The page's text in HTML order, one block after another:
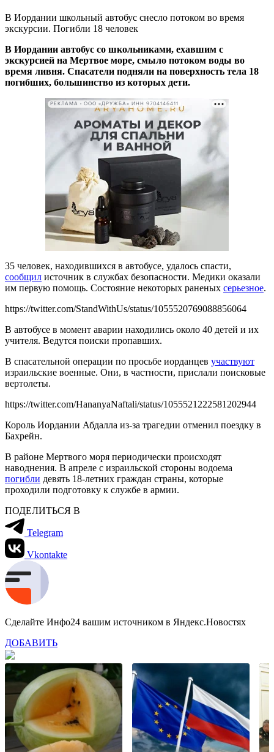
В Иордании школьный автобус снесло потоком во время
экскурсии. Погибли 18 человек
В Иордании автобус со школьниками, ехавшим с
экскурсией на Мертвое море, смыло потоком воды во
время ливня. Спасатели подняли на поверхность тела 18
погибших, большинство из которых дети.
РЕКЛАМА • ООО «ДРУЖБА» ИНН 9704146411
35 человек, находившихся в автобусе, удалось спасти,
сообщил источник в службах безопасности. Медики оказали
им первую помощь. Состояние некоторых раненых серьезное.
https://twitter.com/StandWithUs/status/1055520769088856064
В автобусе в момент аварии находились около 40 детей и их
учителя. Ведутся поиски пропавших.
В спасательной операции по просьбе иорданцев участвуют
израильские военные. Они, в частности, прислали поисковые
вертолеты.
https://twitter.com/HananyaNaftali/status/1055521222581202944
Король Иордании Абдалла из-за трагедии отменил поездку в
Бахрейн.
В районе Мертвого моря периодически происходят
наводнения. В апреле с израильской стороны водоема
погибли девять 18-летних граждан страны, которые
проходили подготовку к службе в армии.
ПОДЕЛИТЬСЯ В
Telegram
Vkontakte
Сделайте Инфо24 вашим источником в Яндекс.Новостях
ДОБАВИТЬ